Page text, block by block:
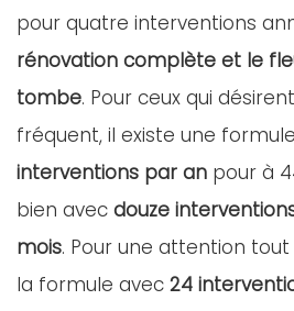
pour quatre interventions
rénovation complète et le
tombe. Pour ceux qui
fréquent, il existe une
interventions par an pour à
bien avec douze
mois. Pour une attention
la formule avec 24